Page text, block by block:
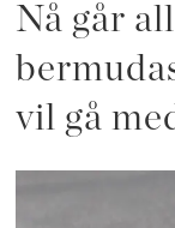
Nå går
vil gå